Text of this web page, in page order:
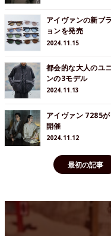
アイヴァンの新ブ
ョンを発売
2024.11.15
都会的な大人のユ
ンの3モデル
2024.11.13
アイヴァン 7285
開催
2024.11.12
最初の記事